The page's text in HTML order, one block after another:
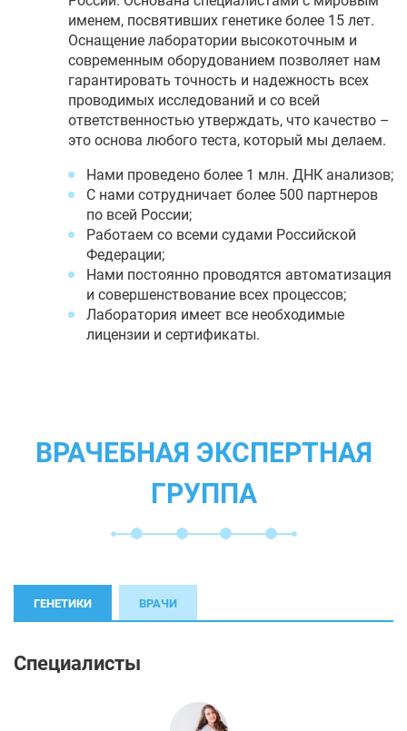
именем, посвятивших генетике более 15 лет.
Оснащение лаборатории высокоточным и
современным оборудованием позволяет нам
гарантировать точность и надежность всех
проводимых исследований и со всей
ответственностью утверждать, что качество –
это основа любого теста, который мы делаем.
Нами проведено более 1 млн. ДНК анализов;
С нами сотрудничает более 500 партнеров
по всей России;
Работаем со всеми судами Российской
Федерации;
Нами постоянно проводятся автоматизация
и совершенствование всех процессов;
Лаборатория имеет все необходимые
лицензии и сертификаты.
ВРАЧЕБНАЯ ЭКСПЕРТНАЯ
ГРУППА
ГЕНЕТИКИ ВРАЧИ
Специалисты